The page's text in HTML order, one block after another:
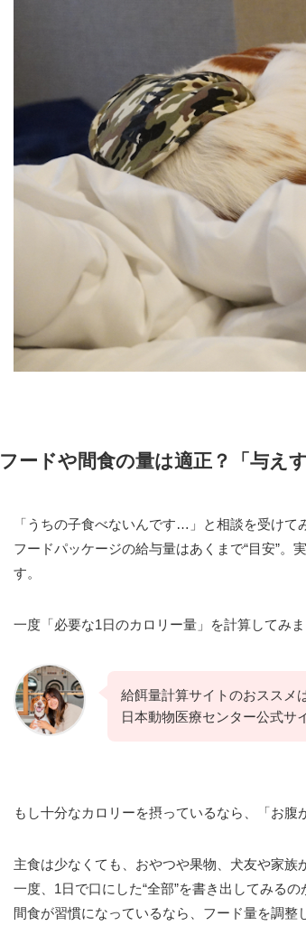
フードや間食の量は適正？「与え
「うちの子食べないんです…」と相談を受けて
フードパッケージの給与量はあくまで“目安”
す。
一度「必要な1日のカロリー量」を計算してみま
給餌量計算サイトのおススメ
日本動物医療センター公式サ
もし十分なカロリーを摂っているなら、「お腹
主食は少なくても、おやつや果物、犬友や家族
一度、1日で口にした“全部”を書き出してみるの
間食が習慣になっているなら、フード量を調整